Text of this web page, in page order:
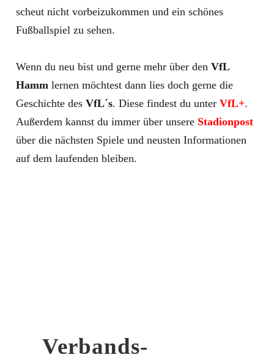
scheut nicht vorbeizukommen und ein schönes
Fußballspiel zu sehen.
Wenn du neu bist und gerne mehr über den VfL
Hamm lernen möchtest dann lies doch gerne die
Geschichte des VfL´s. Diese findest du unter VfL+.
Außerdem kannst du immer über unsere Stadionpost
über die nächsten Spiele und neusten Informationen
auf dem laufenden bleiben.
Verbands-